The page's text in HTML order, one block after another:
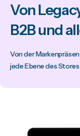
Von
B2B und
Von der
jede Ebene des